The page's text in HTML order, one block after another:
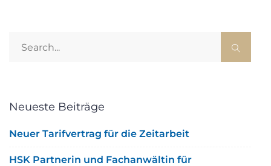
Neueste Beiträge
Neuer Tarifvertrag für die Zeitarbeit
HSK Partnerin und Fachanwältin für